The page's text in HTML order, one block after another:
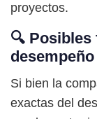
proyectos.
🔍
desempeño
Si bien la
exactas del